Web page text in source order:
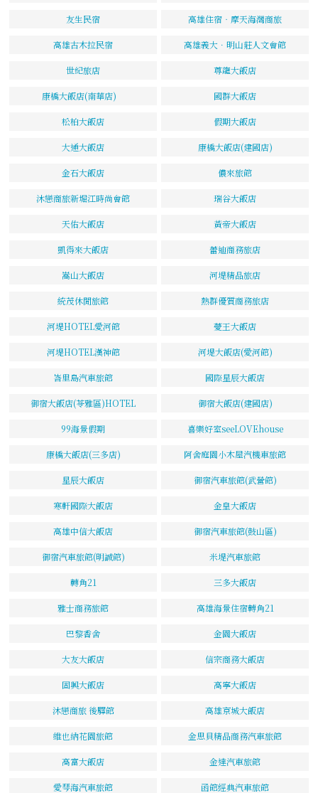
友生民宿 高雄住宿‧摩天海灣商旅
高雄古木拉民宿 高雄義大．明山莊人文會館
世紀旅店 尊龍大飯店
康橋大飯店(南華店) 國群大飯店
松柏大飯店 假期大飯店
大通大飯店 康橋大飯店(建國店)
金石大飯店 儂來旅館
沐戀商旅新堀江時尚會館 瑞谷大飯店
天佑大飯店 黃帝大飯店
凱得來大飯店 蕾迪商務旅店
嵩山大飯店 河堤精品旅店
統茂休閒旅館 熱群優質商務旅店
河堤HOTEL愛河館 薆王大飯店
河堤HOTEL漢神館 河堤大飯店(愛河館)
峇里島汽車旅館 國際星辰大飯店
御宿大飯店(苓雅區)HOTEL 御宿大飯店(建國店)
99海景假期 喜樂好室seeLOVEhouse
康橋大飯店(三多店) 阿舍庭園小木屋汽機車旅館
星辰大飯店 御宿汽車旅館(武營館)
寒軒國際大飯店 金皇大飯店
高雄中信大飯店 御宿汽車旅館(鼓山區)
御宿汽車旅館(明誠館) 米堤汽車旅館
轉角21 三多大飯店
雅士商務旅館 高雄海景住宿轉角21
巴黎香舍 金園大飯店
大友大飯店 信宗商務大飯店
固興大飯店 高寧大飯店
沐戀商旅 後驛館 高雄京城大飯店
維也納花園旅館 金思貝精品商務汽車旅館
高富大飯店 金達汽車旅館
愛琴海汽車旅館 函館經典汽車旅館